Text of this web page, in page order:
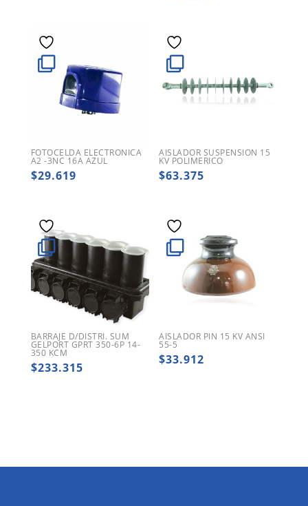
FOTOCELDA ELECTRONICA
A2 -3NC 16A AZUL
$29.619
AISLADOR SUSPENSION 15
KV POLIMERICO
$63.375
BARRAJE D/DISTRI. SUM
GELPORT GPRT 350-6P 14-
350 KCM
$233.315
AISLADOR PIN 15 KV ANSI
55-5
$33.912